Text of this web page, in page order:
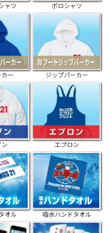
ャツ ポロシャツ
ー ジップパーカー
ン エプロン
オル 吸水ハンドタオル